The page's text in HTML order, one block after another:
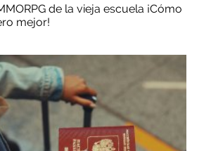
de la vieja escuela ¡Cómo
mejor!